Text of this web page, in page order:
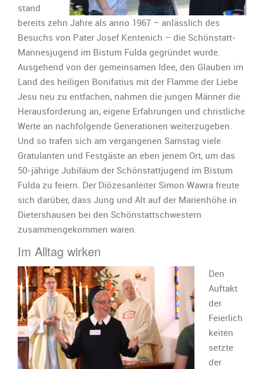
stand
bereits zehn Jahre als anno 1967 – anlässlich des
Besuchs von Pater Josef Kentenich – die Schönstatt-
Mannesjugend im Bistum Fulda gegründet wurde.
Ausgehend von der gemeinsamen Idee, den Glauben im
Land des heiligen Bonifatius mit der Flamme der Liebe
Jesu neu zu entfachen, nahmen die jungen Männer die
Herausforderung an, eigene Erfahrungen und christliche
Werte an nachfolgende Generationen weiterzugeben.
Und so trafen sich am vergangenen Samstag viele
Gratulanten und Festgäste an eben jenem Ort, um das
50-jährige Jubiläum der Schönstattjugend im Bistum
Fulda zu feiern. Der Diözesanleiter Simon Wawra freute
sich darüber, dass Jung und Alt auf der Marienhöhe in
Dietershausen bei den Schönstattschwestern
zusammengekommen waren.
Im Alltag wirken
Den
Auftakt
der
Feierlich
keiten
setzte
der